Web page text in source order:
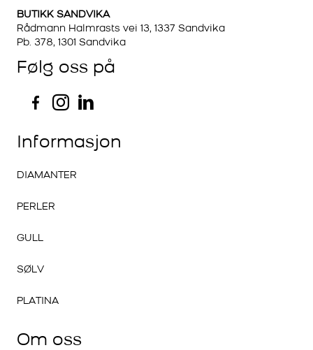
BUTIKK SANDVIKA
Rådmann Halmrasts vei 13, 1337 Sandvika
Pb. 378, 1301 Sandvika
Følg oss på
Informasjon
DIAMANTER
PERLER
GULL
SØLV
PLATINA
Om oss